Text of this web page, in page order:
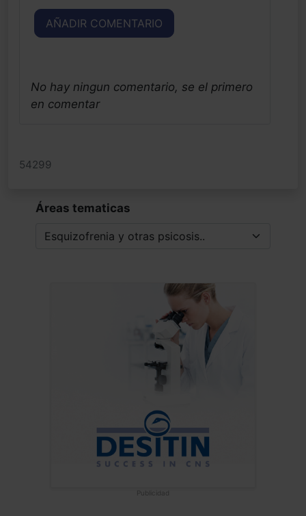
AÑADIR COMENTARIO
No hay ningun comentario, se el primero
en comentar
54299
Áreas tematicas
Publicidad